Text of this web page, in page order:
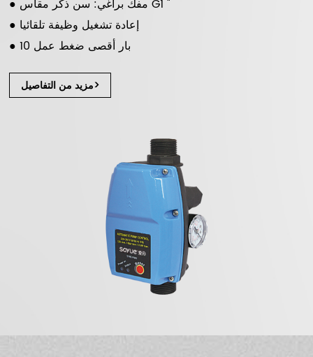
● مفك براغي: سن ذكر مقاس G1 "
● إعادة تشغيل وظيفة تلقائيا
● 10 بار أقصى ضغط عمل
مزيد من التفاصيل>